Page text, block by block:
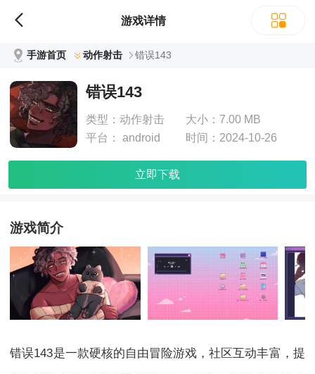
游戏详情
手游首页 动作射击 错误143
错误143
类型： 动作射击 大小： 7.00 MB
平台：
android 时间： 2024-10-26
立即下载
游戏简介
错误143是一款硬核的自由冒险游戏，社区互动丰富，提